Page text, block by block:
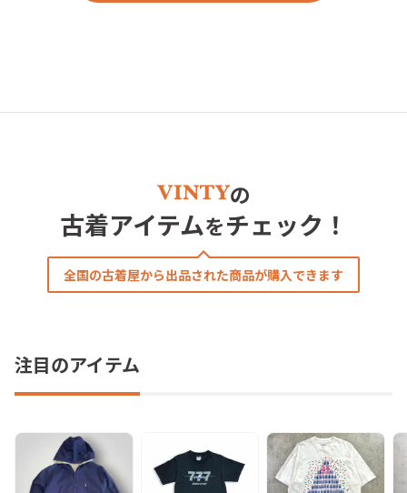
の
古着アイテムをチェック！
全国の古着屋から出品された商品が購入できます
注目のアイテム